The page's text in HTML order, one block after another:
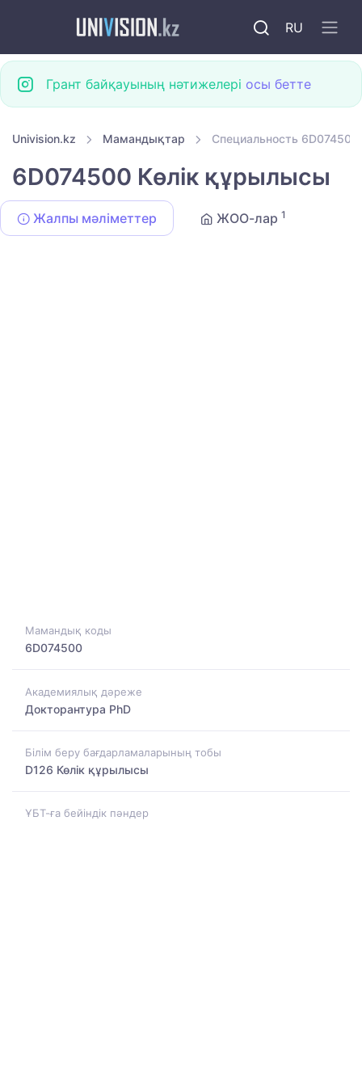
RU
Грант байқауының нәтижелері осы бетте
Univision.kz Мамандықтар Специальность
6D074500 Көлік құрылысы
Жалпы мәліметтер ЖОО-лар 1
Мамандық коды
6D074500
Академиялық дәреже
Докторантура PhD
Білім беру бағдарламаларының тобы
D126 Көлік құрылысы
ҰБТ-ға бейіндік пәндер